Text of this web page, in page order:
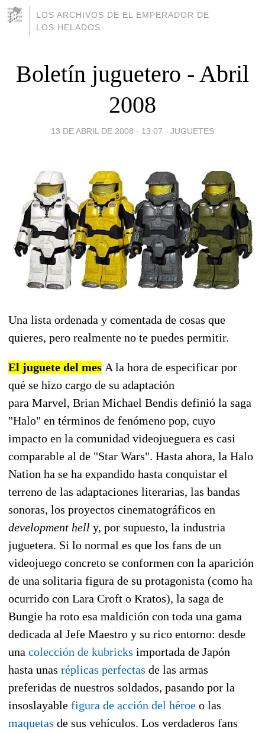
LOS ARCHIVOS DE EL EMPERADOR DE
LOS HELADOS
Boletín juguetero - Abril
2008
13 DE ABRIL DE 2008 - 13:07 - JUGUETES
Una lista ordenada y comentada de cosas que
quieres, pero realmente no te puedes permitir.
El juguete del mes A la hora de especificar por
qué se hizo cargo de su adaptación
para Marvel, Brian Michael Bendis definió la saga
"Halo" en términos de fenómeno pop, cuyo
impacto en la comunidad videojueguera es casi
comparable al de "Star Wars". Hasta ahora, la Halo
Nation ha se ha expandido hasta conquistar el
terreno de las adaptaciones literarias, las bandas
sonoras, los proyectos cinematográficos en
development hell y, por supuesto, la industria
juguetera. Si lo normal es que los fans de un
videojuego concreto se conformen con la aparición
de una solitaria figura de su protagonista (como ha
ocurrido con Lara Croft o Kratos), la saga de
Bungie ha roto esa maldición con toda una gama
dedicada al Jefe Maestro y su rico entorno: desde
una colección de kubricks importada de Japón
hasta unas réplicas perfectas de las armas
preferidas de nuestros soldados, pasando por la
insoslayable figura de acción del héroe o las
maquetas de sus vehículos. Los verdaderos fans